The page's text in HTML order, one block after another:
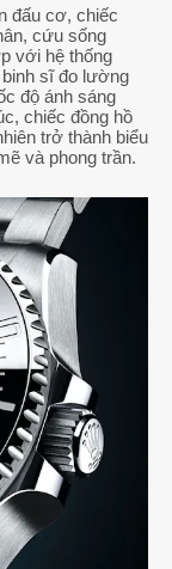
đấu cơ, chiếc
cứu sống
với hệ thống
binh sĩ đo lường
độ ánh sáng
chiếc đồng hồ
trở thành biểu
và phong trần.